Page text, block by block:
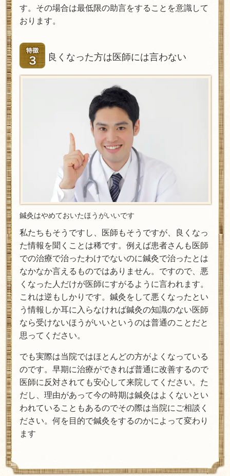
す。その場合は最低限の助言をすることを意識して
おります。
良くなった方は医師には言わない
鍼灸はやめておいたほうがいいです
私たちもそうですし、医師もそうですが、良くなっ
た情報を聞くことは稀です。例えば患者さんも医師
での治療で治ったわけでないのに鍼灸で治ったとは
なかなか言えるものではありません。ですので、悪
くなった人だけが医師にすがるように言われます。
これは逆もしかりです。鍼灸をして悪くなったとい
う情報しか耳に入らなければ鍼灸の知識のない医師
なら受けないほうがいいというのは普通のことだと
思ってください。
でも実際は当院ではほとんどの方がよくなっている
のです。早期に治療ができれば普通に改善するので
医師に反対されても安心して来院してください。た
だし、理由があって今の時期は鍼灸はよくないとい
われていることもあるのでその際は当院にご相談く
ださい。何を目的で鍼灸をするのかによって変わり
ます